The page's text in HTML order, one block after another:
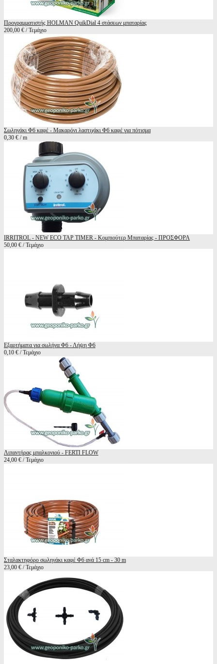
Προγραμματιστής HOLMAN QuikDial 4 στάσεων μπαταρίας
200,00 € / Τεμάχιο
Σωληνάκι Φ6 καφέ - Μακαρόνι λαστιχάκι Φ6 καφέ για πότισμα
0,30 € / m
IRRITROL - NEW ECO TAP TIMER - Κομπιούτερ Μπαταρίας - ΠΡΟΣΦΟΡΑ
50,00 € / Τεμάχιο
Εξαρτήματα για σωλήνα Φ6 - Λήψη Φ6
0,10 € / Τεμάχιο
Λιπαντήρας μπαλκονιού - FERTI FLOW
24,00 € / Τεμάχιο
Σταλακτηφόρο σωληνάκι καφέ Φ6 ανά 15 cm - 30 m
23,00 € / Τεμάχιο